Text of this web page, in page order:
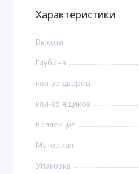
Характеристики
Высота
Глубина
кол-во дверец
кол-во ящиков
Коллекция
Материал
Упаковка